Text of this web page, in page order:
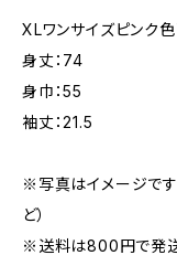
XLワンサイズピンク
身丈：74
身巾：55
袖丈：21.5
※写真はイメージです
ど）
※送料は800円で発送